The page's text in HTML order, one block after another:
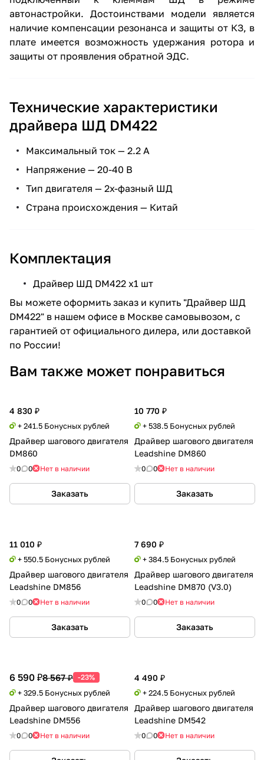
автонастройки. Достоинствами модели является
наличие компенсации резонанса и защиты от КЗ, в
плате имеется возможность удержания ротора и
защиты от проявления обратной ЭДС.
Технические характеристики
драйвера ШД DM422
Максимальный ток — 2.2 А
Напряжение — 20-40 В
Тип двигателя — 2х-фазный ШД
Страна происхождения — Китай
Комплектация
Драйвер ШД DM422 х1 шт
Вы можете оформить заказ и купить "Драйвер ШД
DM422" в нашем офисе в Москве самовывозом, с
гарантией от официального дилера, или доставкой
по России!
Вам также может понравиться
4 830 ₽
+ 241.5 Бонусных рублей
Драйвер шагового двигателя
DM860
0 0 Нет в наличии
Заказать
10 770 ₽
+ 538.5 Бонусных рублей
Драйвер шагового двигателя
Leadshine DM860
0 0 Нет в наличии
Заказать
7 690 ₽
+ 384.5 Бонусных рублей
Драйвер шагового двигателя
Leadshine DM870 (V3.0)
0 0 Нет в наличии
Заказать
6 590 ₽8 567 ₽ -23%
+ 329.5 Бонусных рублей
Драйвер шагового двигателя
Leadshine DM556
0 0 Нет в наличии
4 490 ₽
+ 224.5 Бонусных рублей
Драйвер шагового двигателя
Leadshine DM542
0 0 Нет в наличии
11 010 ₽
+ 550.5 Бонусных рублей
Драйвер шагового двигателя
Leadshine DM856
0 0 Нет в наличии
Заказать